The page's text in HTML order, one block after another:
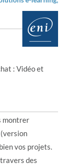
: Vidéo et
montrer
vos projets.
des